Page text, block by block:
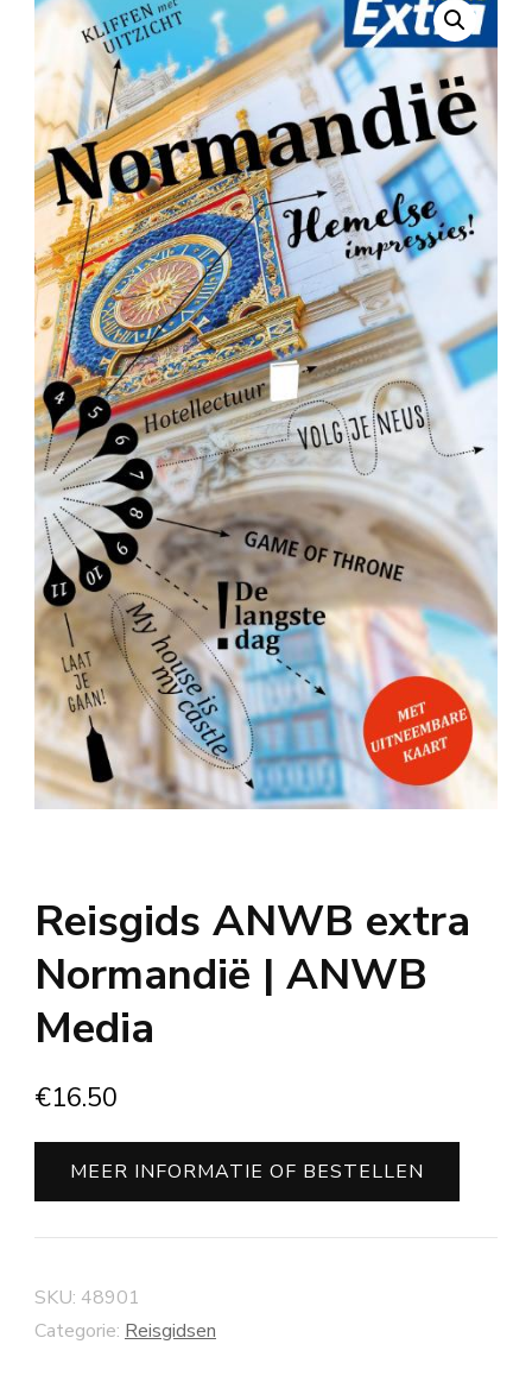
Reisgids ANWB extra
Normandië | ANWB
Media
€16.50
MEER INFORMATIE OF BESTELLEN
SKU: 48901
Categorie: Reisgidsen